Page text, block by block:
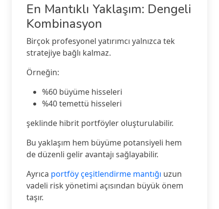
En Mantıklı Yaklaşım: Dengeli
Kombinasyon
Birçok profesyonel yatırımcı yalnızca tek
stratejiye bağlı kalmaz.
Örneğin:
%60 büyüme hisseleri
%40 temettü hisseleri
şeklinde hibrit portföyler oluşturulabilir.
Bu yaklaşım hem büyüme potansiyeli hem
de düzenli gelir avantajı sağlayabilir.
Ayrıca portföy çeşitlendirme mantığı uzun
vadeli risk yönetimi açısından büyük önem
taşır.